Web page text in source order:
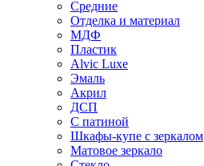
Средние
Отделка и материал
МДФ
Пластик
Alvic Luxe
Эмаль
Акрил
ДСП
С патиной
Шкафы-купе с зеркалом
Матовое зеркало